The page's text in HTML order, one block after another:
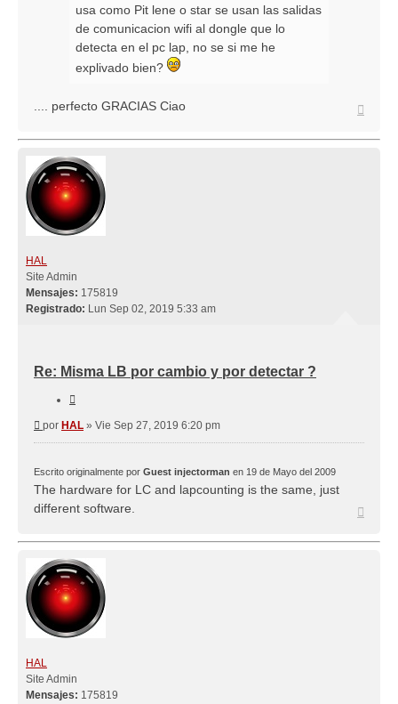
usa como Pit lene o star se usan las salidas
de comunicacion wifi al dongle que lo
detecta en el pc lap, no se si me he
explivado bien?
.... perfecto GRACIAS Ciao
HAL
Site Admin
Mensajes: 175819
Registrado: Lun Sep 02, 2019 5:33 am
Re: Misma LB por cambio y por detectar ?
Mensaje
por HAL » Vie Sep 27, 2019 6:20 pm
Escrito originalmente por Guest injectorman en 19 de Mayo del 2009
The hardware for LC and lapcounting is the same, just
different software.
HAL
Site Admin
Mensajes: 175819